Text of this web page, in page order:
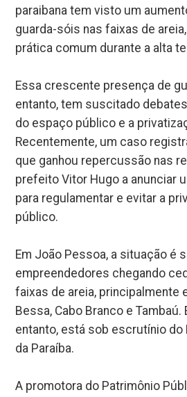
paraibana tem visto um
guarda-sóis nas faixas de
prática comum durante a alta
Essa crescente presença de
entanto, tem suscitado
do espaço público e a
Recentemente, um caso
que ganhou repercussão nas
prefeito Vitor Hugo a anunciar
para regulamentar e evitar a
público.
Em João Pessoa, a situação é
empreendedores chegando
faixas de areia, principalmente
Bessa, Cabo Branco e Tambaú.
entanto, está sob escrutínio
da Paraíba.
A promotora do Patrimônio